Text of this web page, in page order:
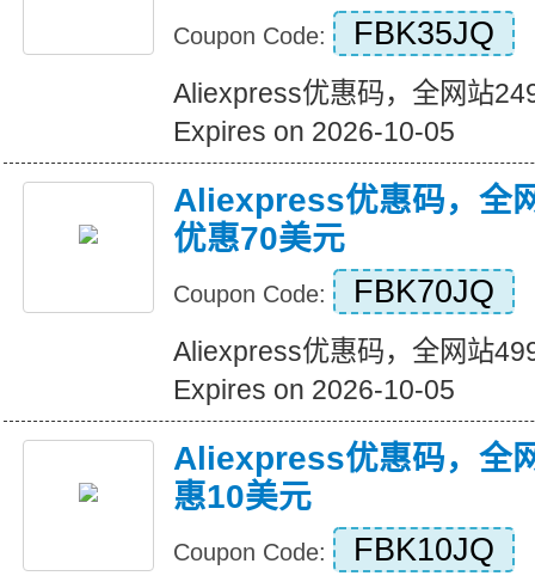
Coupon Code: FBK35JQ
Aliexpress优惠码，全网站
Expires on 2026-10-05
Aliexpress优惠码，全
优惠70美元
Coupon Code: FBK70JQ
Aliexpress优惠码，全网站
Expires on 2026-10-05
Aliexpress优惠码，全
惠10美元
Coupon Code: FBK10JQ